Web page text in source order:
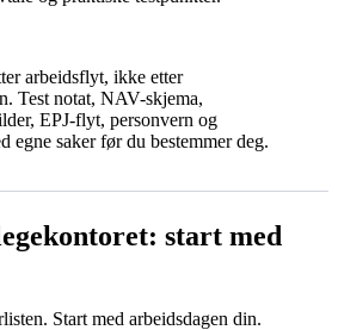
arbeidsflyt, ikke etter
Test notat, NAV-skjema,
EPJ-flyt, personvern og
egne saker før du bestemmer deg.
start med
Start med arbeidsdagen din.